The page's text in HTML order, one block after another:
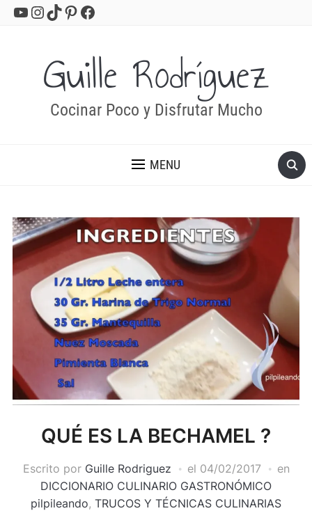
YouTube
Instagram
TikTok
Pinterest
Facebook
Guille Rodríguez
Cocinar Poco y Disfrutar Mucho
MENU
QUÉ ES LA BECHAMEL ?
Escrito por Guille Rodriguez el 04/02/2017
en
DICCIONARIO CULINARIO GASTRONÓMICO
pilpileando, TRUCOS Y TÉCNICAS CULINARIAS